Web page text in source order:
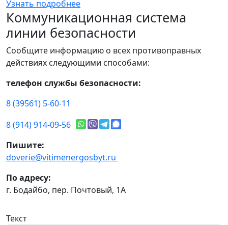
Узнать подробнее
Коммуникационная система
линии безопасности
Сообщите информацию о всех противоправных
действиях следующими способами:
телефон службы безопасности:
8 (39561) 5-60-11
8 (914) 914-09-56
Пишите:
doverie@vitimenergosbyt.ru
По адресу:
г. Бодайбо, пер. Почтовый, 1А
Текст